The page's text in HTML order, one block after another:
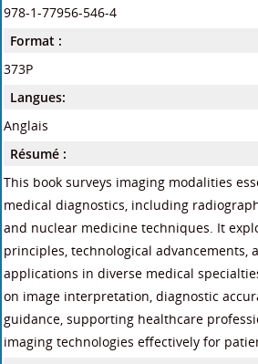
978-1-77956-546-4
Format :
373P
Langues:
Anglais
Résumé :
This book surveys imaging modalities
medical diagnostics, including
and nuclear medicine techniques. It
principles, technological advancements,
applications in diverse medical
on image interpretation, diagnostic
guidance, supporting healthcare
imaging technologies effectively for